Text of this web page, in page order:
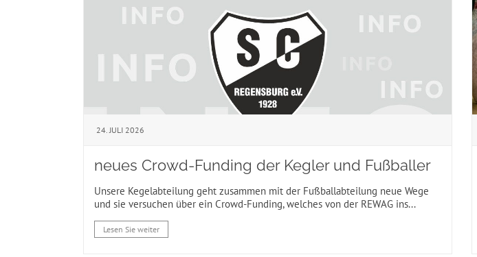
24. JULI 2026
neues Crowd-Funding der Kegler und Fußballer
Unsere Kegelabteilung geht zusammen mit der Fußballabteilung neue Wege
und sie versuchen über ein Crowd-Funding, welches von der REWAG ins...
Lesen Sie weiter